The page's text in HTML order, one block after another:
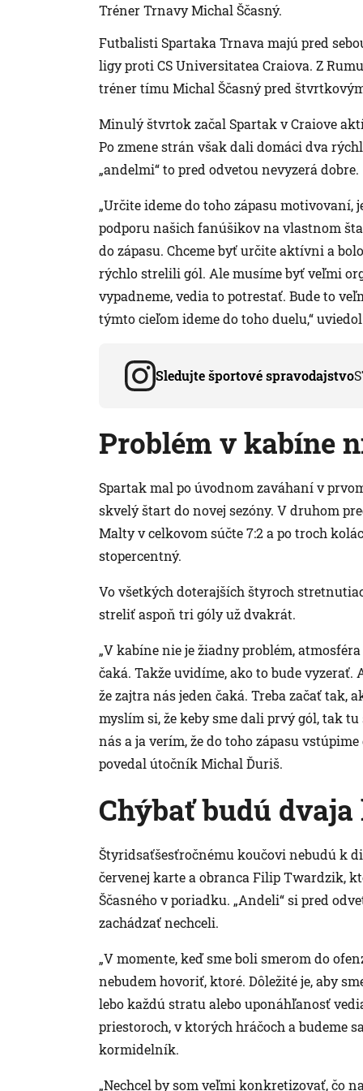
Tréner Trnavy Michal Ščasný.
Futbalisti Spartaka Trnava majú pred
ligy proti CS Universitatea Craiova. Z
tréner tímu Michal Ščasný pred
Minulý štvrtok začal Spartak v Craiove
Po zmene strán však dali domáci dva
„andelmi“ to pred odvetou nevyzerá dobre.
„Určite ideme do toho zápasu motivovaní,
podporu našich fanúšikov na vlastnom
do zápasu. Chceme byť určite aktívni a
rýchlo strelili gól. Ale musíme byť veľmi
vypadneme, vedia to potrestať. Bude to
týmto cieľom ideme do toho duelu,“
Sledujte športové spravodajstvo
Problém v kabíne
Spartak mal po úvodnom zaváhaní v
skvelý štart do novej sezóny. V druhom
Malty v celkovom súčte 7:2 a po troch
stopercentný.
Vo všetkých doterajších štyroch
streliť aspoň tri góly už dvakrát.
„V kabíne nie je žiadny problém,
čaká. Takže uvidíme, ako to bude vyzerať.
že zajtra nás jeden čaká. Treba začať tak,
myslím si, že keby sme dali prvý gól, tak
nás a ja verím, že do toho zápasu
povedal útočník Michal Ďuriš.
Chýbať budú
Štyridsaťšesťročnému koučovi nebudú k
červenej karte a obranca Filip Twardzik,
Ščasného v poriadku. „Andeli“ si pred
zachádzať nechceli.
„V momente, keď sme boli smerom do
nebudem hovoriť, ktoré. Dôležité je, aby
lebo každú stratu alebo uponáhľanosť
priestoroch, v ktorých hráčoch a budeme
kormidelník.
„Nechcel by som veľmi konkretizovať, čo